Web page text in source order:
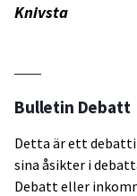
Knivsta
Bulletin Debatt
Detta är ett
sina åsikter i
Debatt eller